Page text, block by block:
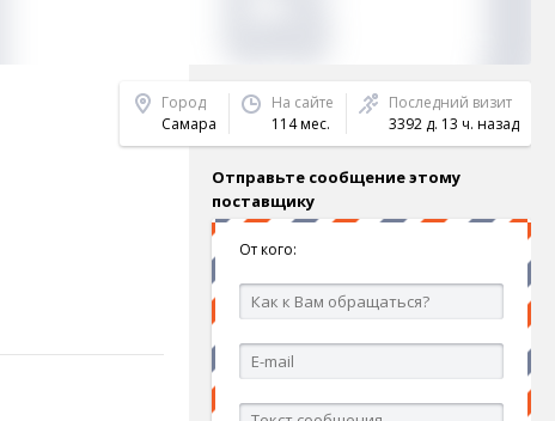
Город
Самара
На сайте
114 мес.
Последний визит
3392 д. 13 ч. назад
Отправьте сообщение этому
поставщику
От кого: